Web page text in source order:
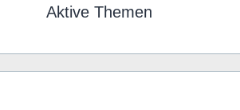
Aktive Themen